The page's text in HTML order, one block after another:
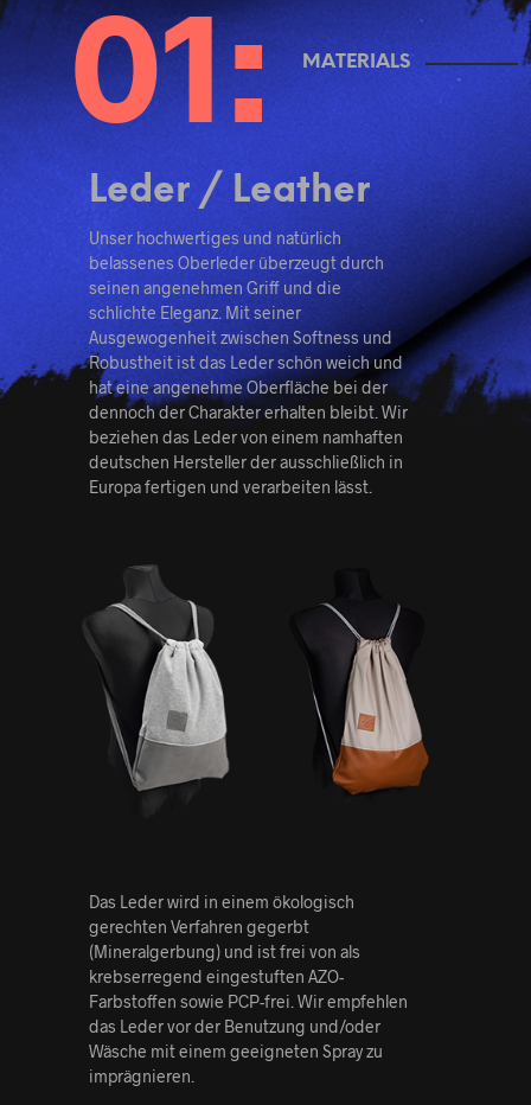
MATERIALS
Leder / Leather
Unser hochwertiges und natürlich
belassenes Oberleder überzeugt durch
seinen angenehmen Griff und die
schlichte Eleganz. Mit seiner
Ausgewogenheit zwischen Softness und
Robustheit ist das Leder schön weich und
hat eine angenehme Oberfläche bei der
dennoch der Charakter erhalten bleibt. Wir
beziehen das Leder von einem namhaften
deutschen Hersteller der ausschließlich in
Europa fertigen und verarbeiten lässt.
Das Leder wird in einem ökologisch
gerechten Verfahren gegerbt
(Mineralgerbung) und ist frei von als
krebserregend eingestuften AZO-
Farbstoffen sowie PCP-frei. Wir empfehlen
das Leder vor der Benutzung und/oder
Wäsche mit einem geeigneten Spray zu
imprägnieren.